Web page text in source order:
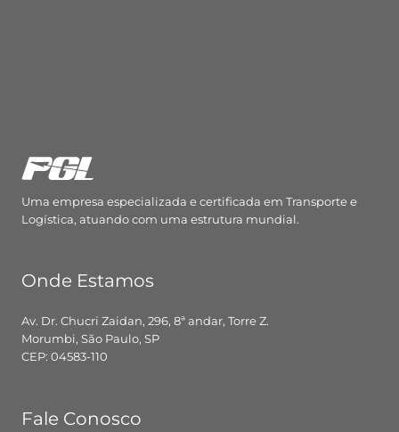
Uma empresa especializada e certificada em Transporte e
Logística, atuando com uma estrutura mundial.
Onde Estamos
Av. Dr. Chucri Zaidan, 296, 8ª andar, Torre Z.
Morumbi, São Paulo, SP
CEP: 04583-110
Fale Conosco